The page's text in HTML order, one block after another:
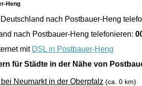
Heng
nach Postbauer-Heng
nach Postbauer-Heng telefonieren:
mit DSL in Postbauer-Heng
für Städte in der Nähe von
Neumarkt in der Oberpfalz (ca. 0 km)